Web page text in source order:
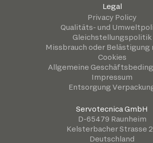
Legal
Privacy Policy
Qualitäts- und
Gleichstellungspolitik
Missbrauch oder Belästigung
Cookies
Allgemeine
Impressum
Entsorgung
Servotecnica GmbH
D-65479 Raunheim
Kelsterbacher Strasse
Deutschland